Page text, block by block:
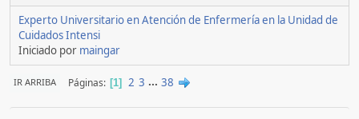
Experto Universitario en Atención de Enfermería en la Unidad de
Cuidados Intensi
Iniciado por maingar
IR ARRIBA Páginas 1 2 3 ... 38